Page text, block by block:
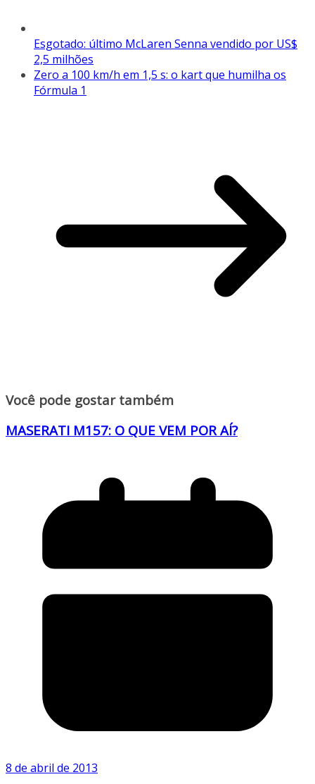
Esgotado: último McLaren Senna vendido por US$
2,5 milhões
Zero a 100 km/h em 1,5 s: o kart que humilha os
Fórmula 1
Você pode gostar também
MASERATI M157: O QUE VEM POR AÍ?
8 de abril de 2013